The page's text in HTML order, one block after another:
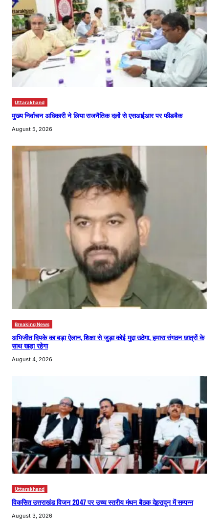
Uttarakhand
मुख्य निर्वाचन अधिकारी ने लिया राजनैतिक दलों से एसआईआर पर फीडबैक
August 5, 2026
Breaking News
अभिजीत दिपके का बड़ा ऐलान, शिक्षा से जुड़ा कोई मुद्दा उठेगा, हमारा संगठन छात्रों के
साथ खड़ा रहेगा
August 4, 2026
Uttarakhand
विकसित उत्तराखंड विजन 2047 पर उच्च स्तरीय मंथन बैठक देहरादून में सम्पन्न
August 3, 2026